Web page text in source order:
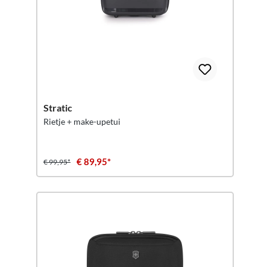
Stratic
Rietje + make-upetui
€ 99,95* € 89,95*